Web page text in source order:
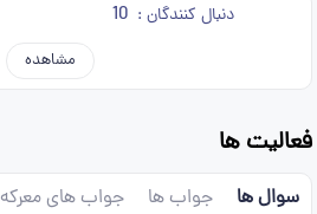
دنبال کنندگان : 10
مشاهده
فعالیت ها
سوال ها جواب ها جواب های معرکه